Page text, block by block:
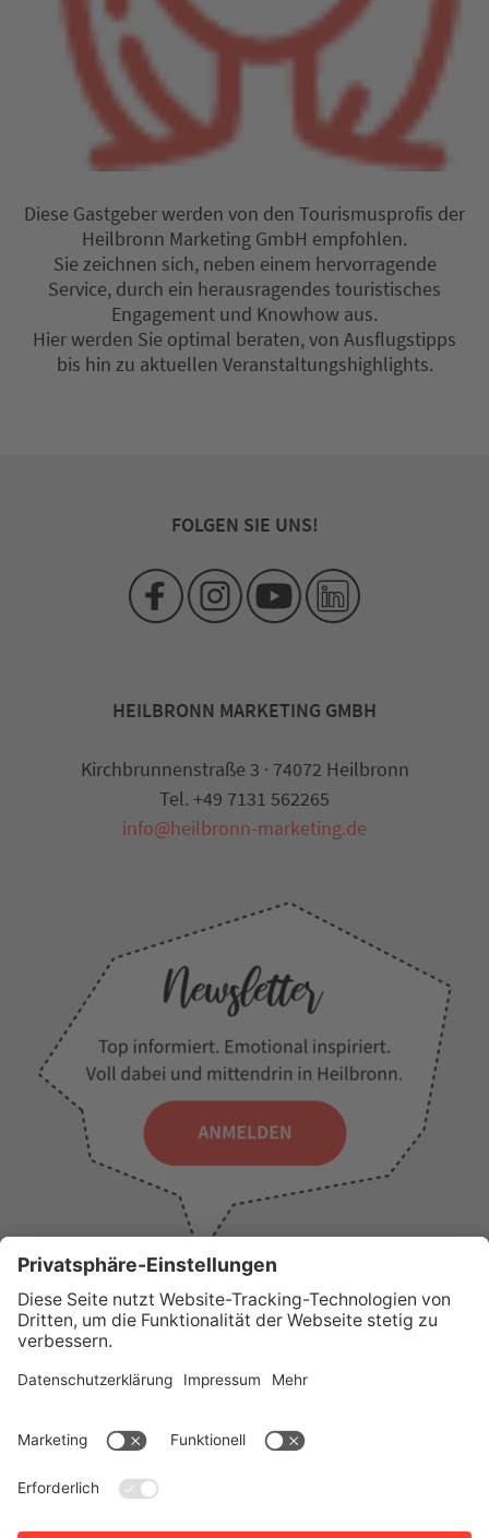
Diese Gastgeber werden von den Tourismusprofis der
Heilbronn Marketing GmbH empfohlen.
Sie zeichnen sich, neben einem hervorragende
Service, durch ein herausragendes touristisches
Engagement und Knowhow aus.
Hier werden Sie optimal beraten, von Ausflugstipps
bis hin zu aktuellen Veranstaltungshighlights.
FOLGEN SIE UNS!
WICHTIGE LINKS
PresseWir über unsTourist-Information
Erklärung zur Barrierefreiheit
Impressum
HEILBRONN MARKETING GMBH
Kirchbrunnenstraße 3 · 74072 Heilbronn
Tel. +49 7131 562265
info@heilbronn-marketing.de